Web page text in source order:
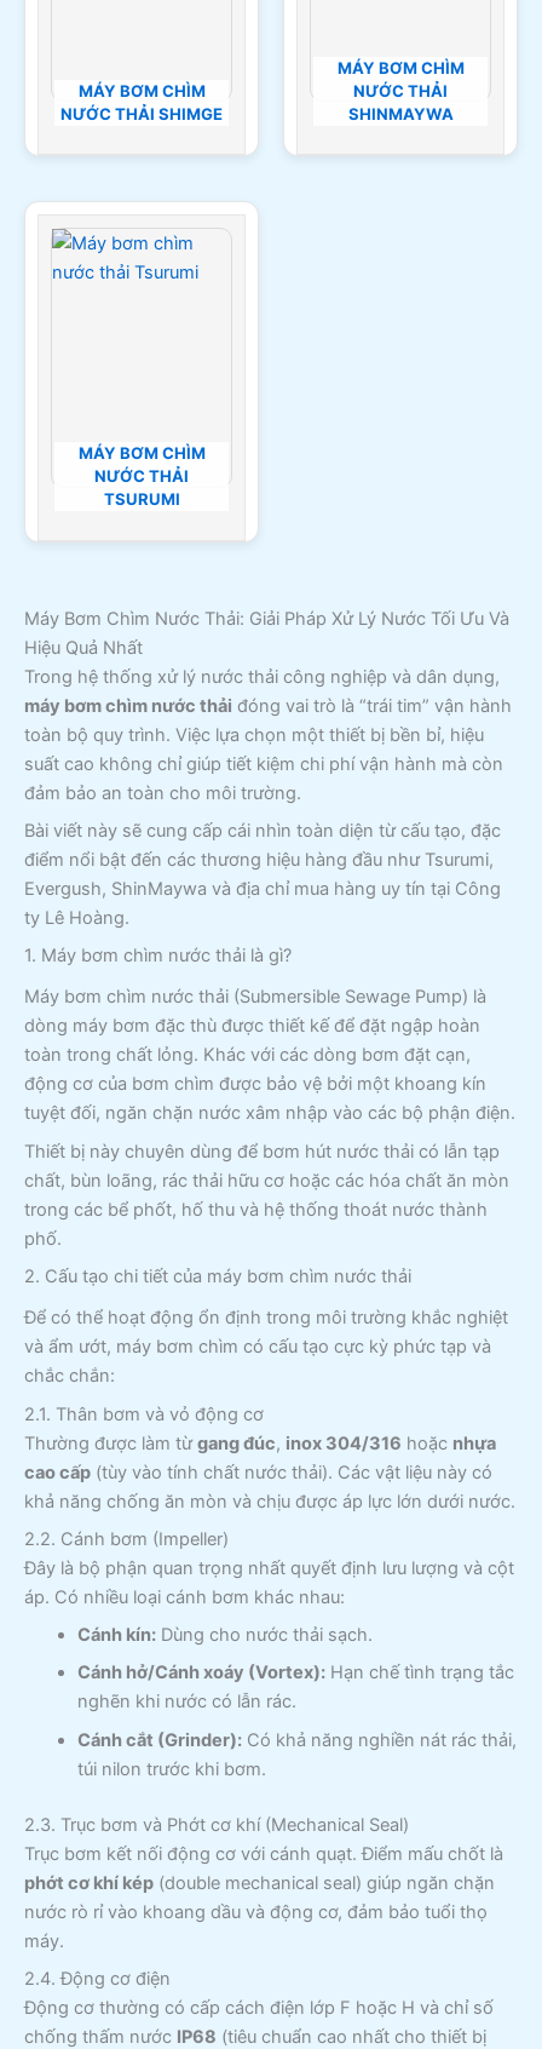
MÁY BƠM CHÌM
NƯỚC THẢI SHIMGE
MÁY BƠM CHÌM
NƯỚC THẢI
SHINMAYWA
MÁY BƠM CHÌM
NƯỚC THẢI
TSURUMI
Máy Bơm Chìm Nước Thải: Giải Pháp Xử Lý Nước Tối Ưu Và
Hiệu Quả Nhất
Trong hệ thống xử lý nước thải công nghiệp và dân dụng,
máy bơm chìm nước thải đóng vai trò là “trái tim” vận hành
toàn bộ quy trình. Việc lựa chọn một thiết bị bền bỉ, hiệu
suất cao không chỉ giúp tiết kiệm chi phí vận hành mà còn
đảm bảo an toàn cho môi trường.
Bài viết này sẽ cung cấp cái nhìn toàn diện từ cấu tạo, đặc
điểm nổi bật đến các thương hiệu hàng đầu như Tsurumi,
Evergush, ShinMaywa và địa chỉ mua hàng uy tín tại Công
ty Lê Hoàng.
1. Máy bơm chìm nước thải là gì?
Máy bơm chìm nước thải (Submersible Sewage Pump) là
dòng máy bơm đặc thù được thiết kế để đặt ngập hoàn
toàn trong chất lỏng. Khác với các dòng bơm đặt cạn,
động cơ của bơm chìm được bảo vệ bởi một khoang kín
tuyệt đối, ngăn chặn nước xâm nhập vào các bộ phận điện.
Thiết bị này chuyên dùng để bơm hút nước thải có lẫn tạp
chất, bùn loãng, rác thải hữu cơ hoặc các hóa chất ăn mòn
trong các bể phốt, hố thu và hệ thống thoát nước thành
phố.
2. Cấu tạo chi tiết của máy bơm chìm nước thải
Để có thể hoạt động ổn định trong môi trường khắc nghiệt
và ẩm ướt, máy bơm chìm có cấu tạo cực kỳ phức tạp và
chắc chắn:
2.1. Thân bơm và vỏ động cơ
Thường được làm từgang đúc, inox 304/316 hoặc nhựa
cao cấp (tùy vào tính chất nước thải). Các vật liệu này có
khả năng chống ăn mòn và chịu được áp lực lớn dưới nước.
2.2. Cánh bơm (Impeller)
Đây là bộ phận quan trọng nhất quyết định lưu lượng và cột
áp. Có nhiều loại cánh bơm khác nhau:
Cánh kín:Dùng cho nước thải sạch.
Cánh hở/Cánh xoáy (Vortex):Hạn chế tình trạng tắc
nghẽn khi nước có lẫn rác.
Cánh cắt (Grinder):Có khả năng nghiền nát rác thải,
túi nilon trước khi bơm.
2.3. Trục bơm và Phớt cơ khí (Mechanical Seal)
Trục bơm kết nối động cơ với cánh quạt. Điểm mấu chốt là
phớt cơ khí kép (double mechanical seal) giúp ngăn chặn
nước rò rỉ vào khoang dầu và động cơ, đảm bảo tuổi thọ
máy.
2.4. Động cơ điện
Động cơ thường có cấp cách điện lớp F hoặc H và chỉ số
chống thấm nước IP68 (tiêu chuẩn cao nhất cho thiết bị